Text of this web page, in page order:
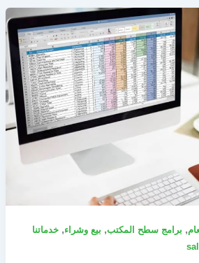
, برامج سطح المكتب, بيع وشراء, خدماتنا